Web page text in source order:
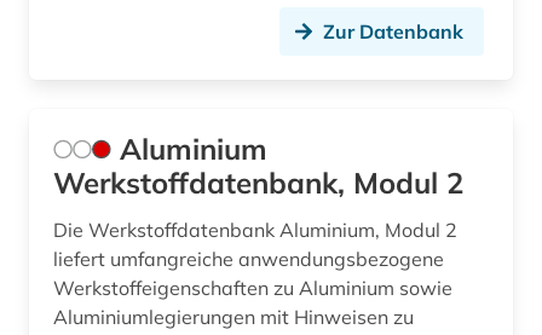
Zur Datenbank
Aluminium
Werkstoffdatenbank, Modul 2
Die Werkstoffdatenbank Aluminium, Modul 2
liefert umfangreiche anwendungsbezogene
Werkstoffeigenschaften zu Aluminium sowie
Aluminiumlegierungen mit Hinweisen zu